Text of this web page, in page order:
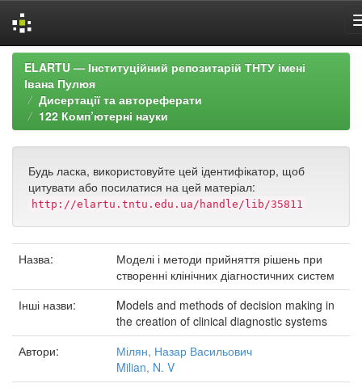
Skip
navigation
ELARTU — Інституційний репозитарій ТНТУ імені
Івана Пулюя
Дисертації та автореферати
122 Комп’ютерні науки
Будь ласка, використовуйте цей ідентифікатор, щоб
цитувати або посилатися на цей матеріал:
http://elartu.tntu.edu.ua/handle/lib/35811
Назва:
Моделі і методи прийняття рішень при
створенні клінічних діагностичних систем
Інші назви:
Models and methods of decision making in
the creation of clinical diagnostic systems
Автори:
Мілян, Назар Васильович
Milian, N. V